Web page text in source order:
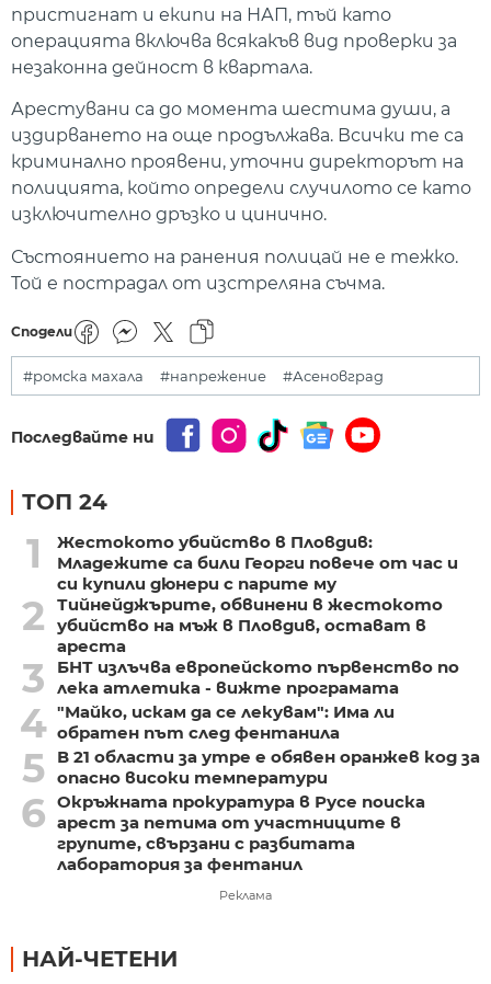
пристигнат и екипи на НАП, тъй като
операцията включва всякакъв вид проверки за
незаконна дейност в квартала.
Арестувани са до момента шестима души, а
издирването на още продължава. Всички те са
криминално проявени, уточни директорът на
полицията, който определи случилото се като
изключително дръзко и цинично.
Състоянието на ранения полицай не е тежко.
Той е пострадал от изстреляна съчма.
Сподели
#ромска махала #напрежение #Асеновград
Последвайте ни
ТОП 24
1
Жестокото убийство в Пловдив:
Младежите са били Георги повече от час и
си купили дюнери с парите му
2
Тийнейджърите, обвинени в жестокото
убийство на мъж в Пловдив, остават в
ареста
3
БНТ излъчва европейското първенство по
лека атлетика - вижте програмата
4 "Майко, искам да се лекувам": Има ли
обратен път след фентанила
5
В 21 области за утре е обявен оранжев код за
опасно високи температури
6 Окръжната прокуратура в Русе поиска
арест за петима от участниците в
групите, свързани с разбитата
лаборатория за фентанил
Реклама
НАЙ-ЧЕТЕНИ